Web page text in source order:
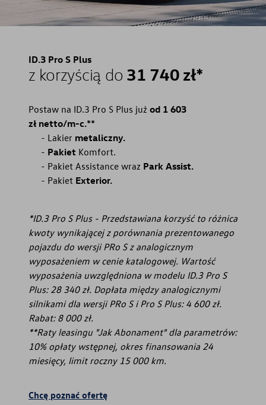
ID.3 Pro S Plus
z korzyścią do 31 740 zł*
Postaw na ID.3 Pro S Plus już od 1 603
zł netto/m-c.**
Lakier metaliczny.
Pakiet Komfort.
Pakiet Assistance wraz Park Assist.
Pakiet Exterior.
*ID.3 Pro S Plus - Przedstawiana korzyść to różnica
kwoty wynikającej z porównania prezentowanego
pojazdu do wersji PRo S z analogicznym
wyposażeniem w cenie katalogowej. Wartość
wyposażenia uwzględniona w modelu ID.3 Pro S
Plus: 28 340 zł. Dopłata między analogicznymi
silnikami dla wersji PRo S i Pro S Plus: 4 600 zł.
Rabat: 8 000 zł.
**Raty leasingu "Jak Abonament" dla parametrów:
10% opłaty wstępnej, okres finansowania 24
miesięcy, limit roczny 15 000 km.
Chcę poznać ofertę